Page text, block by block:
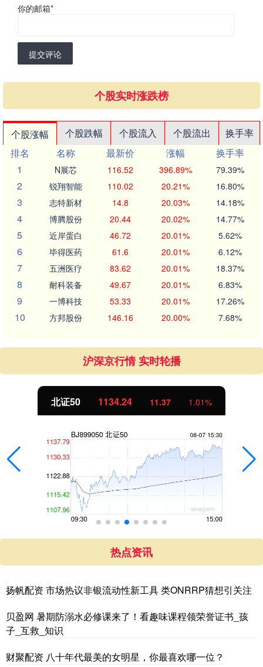
你的邮箱*
提交评论
个股实时涨跌榜
个股涨幅 个股跌幅 个股流入 个股流出
换手率
排名
名称 最新价 涨幅
换手率
1
N展芯 116.52 396.89% 79.39%
2 锐翔智能 110.02 20.21% 16.80%
3 志特新材 14.8 20.03% 14.18%
4 博腾股份 20.44 20.02% 14.77%
5 近岸蛋白 46.72 20.01% 5.62%
6 毕得医药 61.6 20.01% 6.12%
7 五洲医疗 83.62 20.01% 18.37%
8 耐科装备 49.67 20.01% 6.83%
9 一博科技 53.33 20.01% 17.26%
10 方邦股份 146.16 20.00% 7.68%
沪深京行情 实时轮播
北证50 1134.24 11.37 1.01%
热点资讯
扬帆配资 市场热议非银流动性新工具 类ONRRP猜想引关注
贝盈网 暑期防溺水必修课来了！看趣味课程领荣誉证书_孩
子_互救_知识
财聚配资 八十年代最美的女明星，你最喜欢哪一位？